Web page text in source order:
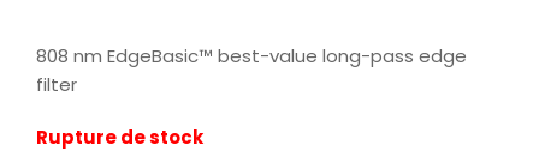
808 nm EdgeBasic™ best-value long-pass edge
filter
Rupture de stock